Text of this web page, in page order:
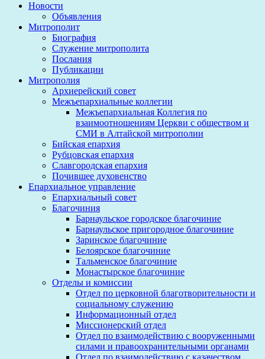
Новости
Объявления
Митрополит
Биография
Служение митрополита
Послания
Публикации
Митрополия
Архиерейский совет
Межъепархиальные коллегии
Межъепархиальная Коллегия по
взаимоотношениям Церкви с обществом и
СМИ в Алтайской митрополии
Бийская епархия
Рубцовская епархия
Славгородская епархия
Почившее духовенство
Епархиальное управление
Епархиальный совет
Благочиния
Барнаульское городское благочиние
Барнаульское пригородное благочиние
Заринское благочиние
Белоярское благочиние
Тальменское благочиние
Монастырское благочиние
Отделы и комиссии
Отдел по церковной благотворительности и
социальному служению
Информационный отдел
Миссионерский отдел
Отдел по взаимодействию с вооруженными
силами и правоохранительными органами